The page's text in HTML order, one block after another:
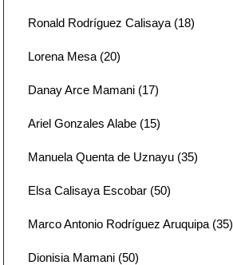
Ronald Rodríguez Calisaya (18)
Lorena Mesa (20)
Danay Arce Mamani (17)
Ariel Gonzales Alabe (15)
Manuela Quenta de Uznayu (35)
Elsa Calisaya Escobar (50)
Marco Antonio Rodríguez Aruquipa (35)
Dionisia Mamani (50)